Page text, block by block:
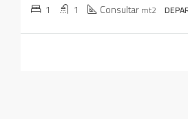
1 1 Consultarmt2